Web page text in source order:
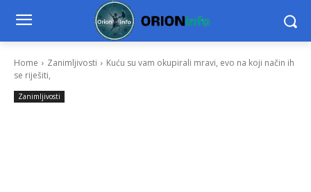
Home Zanimljivosti
Kuću su vam okupirali mravi, evo na koji način ih
se riješiti,
Zanimljivosti